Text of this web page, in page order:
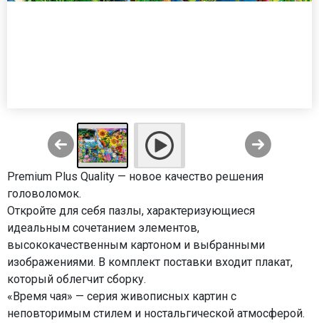
Premium Plus Quality — новое качество решения
головоломок.
Откройте для себя пазлы, характеризующиеся
идеальным сочетанием элементов,
высококачественным картоном и выбранными
изображениями. В комплект поставки входит плакат,
который облегчит сборку.
«Время чая» — серия живописных картин с
неповторимым стилем и ностальгической атмосферой.